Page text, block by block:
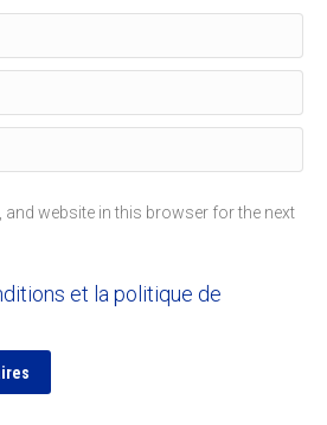
and website in this browser for the next
et la politique de